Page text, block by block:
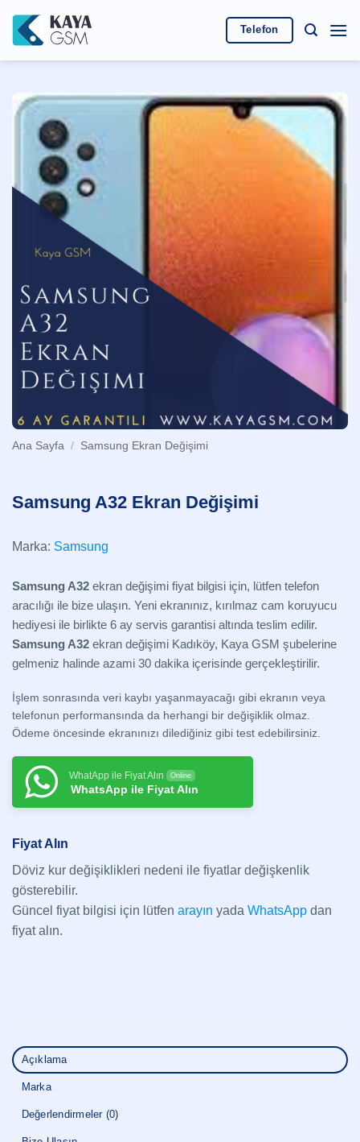
atla
Telefon
Ana Sayfa / Samsung Ekran Değişimi
Samsung A32 Ekran Değişimi
Marka: Samsung
Samsung A32 ekran değişimi fiyat bilgisi için, lütfen telefon
aracılığı ile bize ulaşın. Yeni ekranınız, kırılmaz cam koruyucu
hediyesi ile birlikte 6 ay servis garantisi altında teslim edilir.
Samsung A32 ekran değişimi Kadıköy, Kaya GSM şubelerine
gelmeniz halinde azami 30 dakika içerisinde gerçekleştirilir.
İşlem sonrasında veri kaybı yaşanmayacağı gibi ekranın veya
telefonun performansında da herhangi bir değişiklik olmaz.
Ödeme öncesinde ekranınızı dilediğiniz gibi test edebilirsiniz.
WhatApp ile Fiyat Alın Online
WhatsApp ile Fiyat Alın
Fiyat Alın
Döviz kur değişiklikleri nedeni ile fiyatlar değişkenlik
gösterebilir.
Güncel fiyat bilgisi için lütfen arayın yada WhatsApp dan
fiyat alın.
Açıklama
Marka
Değerlendirmeler (0)